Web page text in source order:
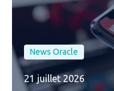
News Oracle
21 juillet 2026